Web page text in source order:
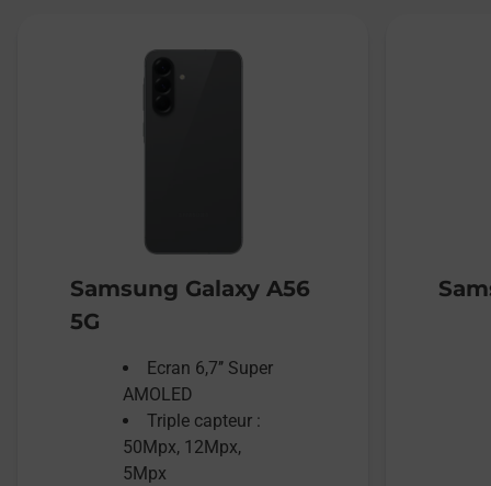
Samsung Galaxy A56
5G
Ecran 6,7’’ Super
AMOLED
Triple capteur :
50Mpx, 12Mpx,
5Mpx